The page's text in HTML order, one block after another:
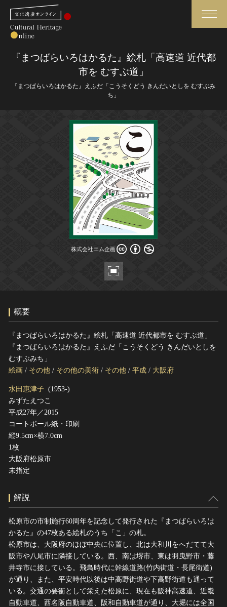
さらに詳細検索
世界遺産と無形文化遺産
全国の美術館・博物館
媒体資料・関連記事等
博物館、美術館の皆さまへ
文化庁よりご挨拶
今月のみどころ
お知らせ一覧
ヘルプ
このサイトについて
関連サイトリンク
サイトマップ
文化遺産データベース
国指定文化財等データベース
『まつばらいろはかるた』絵札「高速道 近代都
市を むすぶ道」
『まつばらいろはかるた』えふだ「こうそくどう きんだいとしを むすぶみ
ち」
株式会社エム企画
株式会社エム企画
概要
『まつばらいろはかるた』絵札「高速道 近代都市を むすぶ道」
『まつばらいろはかるた』えふだ「こうそくどう きんだいとしを
むすぶみち」
絵画 / その他 / その他の美術 / その他 / 平成 / 大阪府
水田惠津子 (1953-)
みずたえつこ
平成27年／2015
コートボール紙・印刷
縦9.5cm×横7.0cm
1枚
大阪府松原市
未指定
解説
松原市の市制施行60周年を記念して発行された『まつばらいろは
かるた』の47枚ある絵札のうち「こ」の札。
松原市は、大阪府のほぼ中央に位置し、北は大和川をへだてて大
阪市や八尾市に隣接している。西、南は堺市、東は羽曳野市・藤
井寺市に接している。飛鳥時代に幹線道路(竹内街道・長尾街道)
が通り、また、平安時代以後は中高野街道や下高野街道も通って
いる。交通の要衝として栄えた松原に、現在も阪神高速道、近畿
自動車道、西名阪自動車道、阪和自動車道が通り、大堀には全国